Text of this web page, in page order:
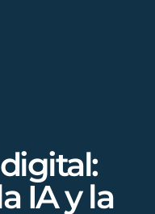
IA y la